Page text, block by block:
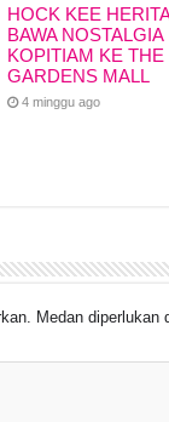
HOCK KEE
BAWA NOSTALGIA
KOPITIAM KE THE
GARDENS MALL
4 minggu ago
Medan diperlukan